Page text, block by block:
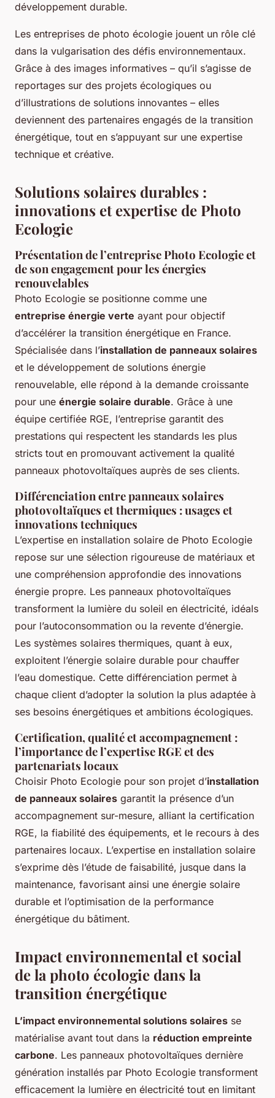
développement durable.
Les entreprises de photo écologie jouent un rôle clé
dans la vulgarisation des défis environnementaux.
Grâce à des images informatives – qu’il s’agisse de
reportages sur des projets écologiques ou
d’illustrations de solutions innovantes – elles
deviennent des partenaires engagés de la transition
énergétique, tout en s’appuyant sur une expertise
technique et créative.
Solutions solaires durables :
innovations et expertise de Photo
Ecologie
Présentation de l’entreprise Photo Ecologie et
de son engagement pour les énergies
renouvelables
Photo Ecologie se positionne comme une
entreprise énergie verte ayant pour objectif
d’accélérer la transition énergétique en France.
Spécialisée dans l’installation de panneaux solaires
et le développement de solutions énergie
renouvelable, elle répond à la demande croissante
pour une énergie solaire durable. Grâce à une
équipe certifiée RGE, l’entreprise garantit des
prestations qui respectent les standards les plus
stricts tout en promouvant activement la qualité
panneaux photovoltaïques auprès de ses clients.
Différenciation entre panneaux solaires
photovoltaïques et thermiques : usages et
innovations techniques
L’expertise en installation solaire de Photo Ecologie
repose sur une sélection rigoureuse de matériaux et
une compréhension approfondie des innovations
énergie propre. Les panneaux photovoltaïques
transforment la lumière du soleil en électricité, idéals
pour l’autoconsommation ou la revente d’énergie.
Les systèmes solaires thermiques, quant à eux,
exploitent l’énergie solaire durable pour chauffer
l’eau domestique. Cette différenciation permet à
chaque client d’adopter la solution la plus adaptée à
ses besoins énergétiques et ambitions écologiques.
Certification, qualité et accompagnement :
l’importance de l’expertise RGE et des
partenariats locaux
Choisir Photo Ecologie pour son projet d’installation
de panneaux solaires garantit la présence d’un
accompagnement sur-mesure, alliant la certification
RGE, la fiabilité des équipements, et le recours à des
partenaires locaux. L’expertise en installation solaire
s’exprime dès l’étude de faisabilité, jusque dans la
maintenance, favorisant ainsi une énergie solaire
durable et l’optimisation de la performance
énergétique du bâtiment.
Impact environnemental et social
de la photo écologie dans la
transition énergétique
L’impact environnemental solutions solaires se
matérialise avant tout dans la réduction empreinte
carbone. Les panneaux photovoltaïques dernière
génération installés par Photo Ecologie transforment
efficacement la lumière en électricité tout en limitant